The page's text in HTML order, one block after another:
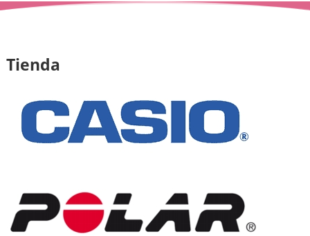
Tienda